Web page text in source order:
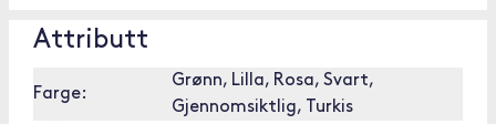
Attributt
Farge:
Grønn, Lilla, Rosa, Svart,
Gjennomsiktlig, Turkis